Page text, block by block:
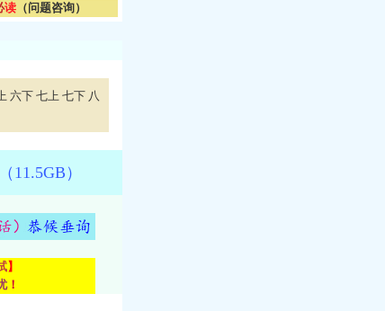
读 （问题咨询）
六下 七上 七下 八
）
】
！